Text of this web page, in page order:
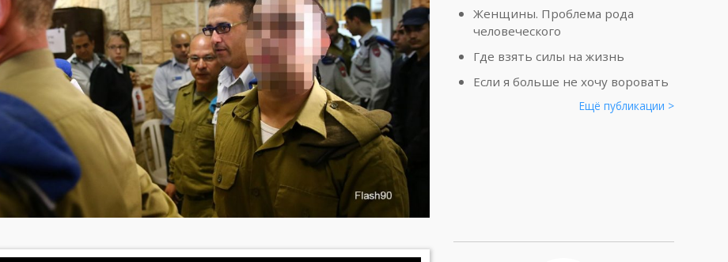
Женщины. Проблема рода
человеческого
Где взять силы на жизнь
Если я больше не хочу воровать
Ещё публикации >